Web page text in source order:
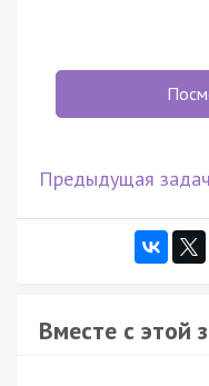
Предыдущая
Вместе с этой